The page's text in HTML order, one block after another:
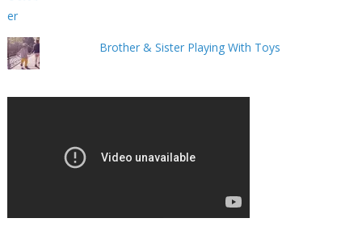
Brother & Sister Playing With Toys